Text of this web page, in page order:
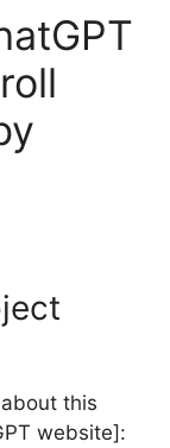
this
website]: